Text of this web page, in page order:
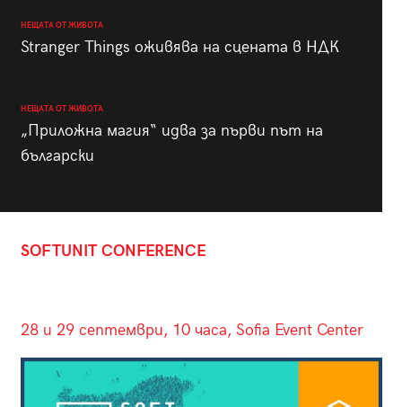
НЕЩАТА ОТ ЖИВОТА
Stranger Things оживява на сцената в НДК
НЕЩАТА ОТ ЖИВОТА
„Приложна магия“ идва за първи път на
български
SOFTUNITCONFERENCE
28 и 29 септември, 10 часа, Sofia Event Center